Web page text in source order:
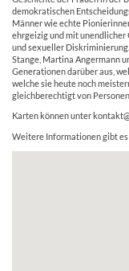
demokratischen
Männer wie echte
ehrgeizig und mit
und sexueller
Stange, Martina Angermann
Generationen darüber aus,
welche sie heute noch
gleichberechtigt von
Karten können unter
Weitere Informationen gibt es